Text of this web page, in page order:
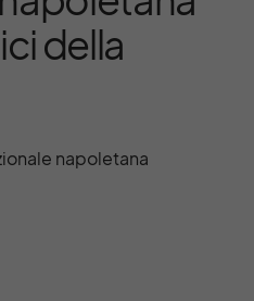
della
napoletana